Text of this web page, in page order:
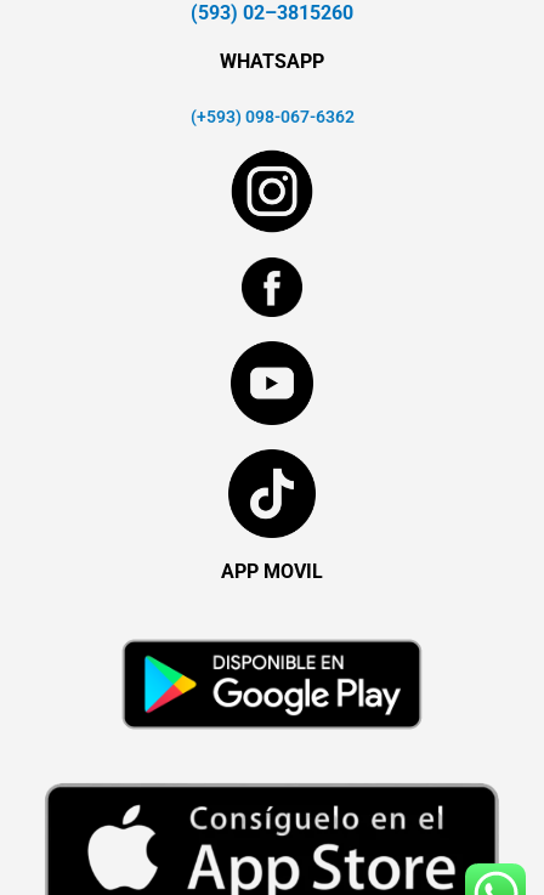
(593) 02–3815260
WHATSAPP
(+593) 098-067-6362
APP MOVIL